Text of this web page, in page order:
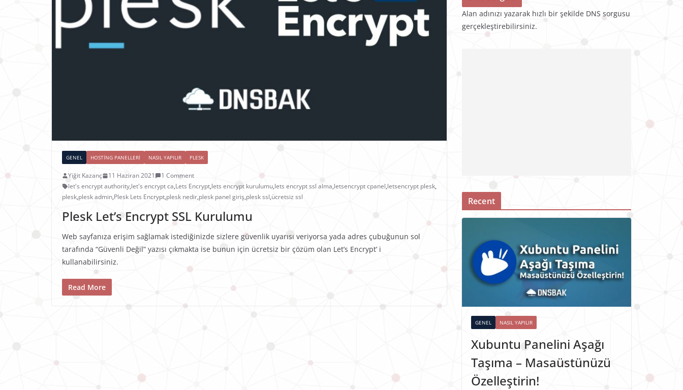
GENEL HOSTING PANELLERI NASIL YAPILIR PLESK
Yiğit Kazanç 11 Haziran 2021
1 Comment
let's encrypt authority,let's encrypt ca,Lets Encrypt,lets encrypt kurulumu,lets encrypt ssl alma,letsencrypt cpanel,letsencrypt plesk,
plesk,plesk admin,Plesk Lets Encrypt,plesk nedir,plesk panel giriş,plesk ssl,ücretsiz ssl
Plesk Let’s Encrypt SSL Kurulumu
Web sayfanıza erişim sağlamak istediğinizde sizlere güvenlik uyarısı veriyorsa yada adres çubuğunun sol
tarafında “Güvenli Değil” yazısı çıkmakta ise bunun için ücretsiz bir çözüm olan Let’s Encrypt’ i
kullanabilirsiniz.
Read More
Alan adınızı yazarak hızlı bir şekilde DNS sorgusu
gerçekleştirebilirsiniz.
Recent
GENEL NASIL YAPILIR
Xubuntu Panelini Aşağı
Taşıma – Masaüstünüzü
Özelleştirin!